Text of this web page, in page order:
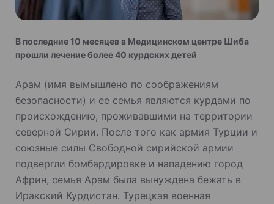
В последние 10 месяцев в Медицинском центре Шиба
прошли лечение более 40 курдских детей
Арам (имя вымышлено по соображениям
безопасности) и ее семья являются курдами по
происхождению, проживавшими на территории
северной Сирии. После того как армия Турции и
союзные силы Свободной сирийской армии
подвергли бомбардировке и нападению город
Африн, семья Арам была вынуждена бежать в
Иракский Курдистан. Турецкая военная